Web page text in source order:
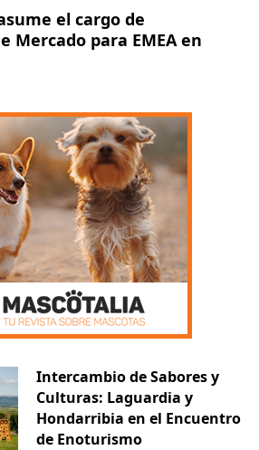
el cargo de
Mercado para EMEA en
Intercambio de Sabores y
Culturas: Laguardia y
Hondarribia en el Encuentro
de Enoturismo